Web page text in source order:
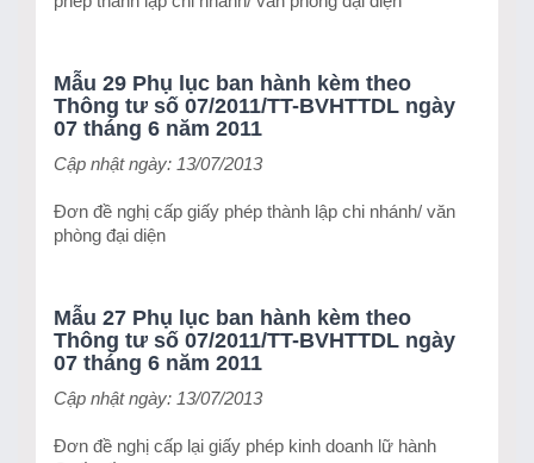
Mẫu 29 Phụ lục ban hành kèm theo
Thông tư số 07/2011/TT-BVHTTDL ngày
07 tháng 6 năm 2011
Cập nhật ngày: 13/07/2013
Đơn đề nghị cấp giấy phép thành lập chi nhánh/ văn
phòng đại diện
Mẫu 27 Phụ lục ban hành kèm theo
Thông tư số 07/2011/TT-BVHTTDL ngày
07 tháng 6 năm 2011
Cập nhật ngày: 13/07/2013
Đơn đề nghị cấp lại giấy phép kinh doanh lữ hành